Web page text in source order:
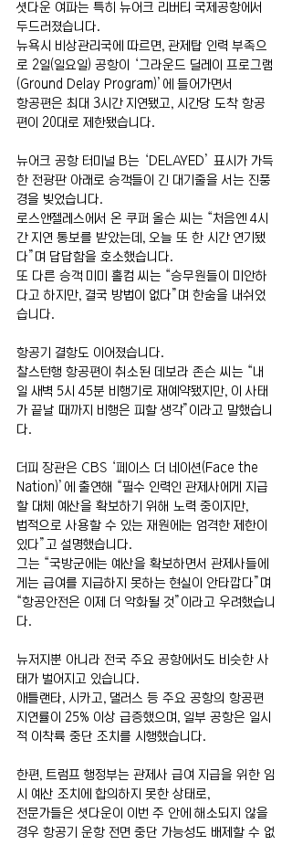
셧다운 여파는 특히 뉴어크 리버티 국제공항에서
두드러졌습니다.
뉴욕시 비상관리국에 따르면, 관제탑 인력 부족으
로 2일(일요일) 공항이 ‘그라운드 딜레이 프로그램
(Ground Delay Program)’에 들어가면서
항공편은 최대 3시간 지연됐고, 시간당 도착 항공
편이 20대로 제한됐습니다.
뉴어크 공항 터미널 B는 ‘DELAYED’ 표시가 가득
한 전광판 아래로 승객들이 긴 대기줄을 서는 진풍
경을 빚었습니다.
로스앤젤레스에서 온 쿠퍼 올슨 씨는 “처음엔 4시
간 지연 통보를 받았는데, 오늘 또 한 시간 연기됐
다”며 답답함을 호소했습니다.
또 다른 승객 미미 홀컴 씨는 “승무원들이 미안하
다고 하지만, 결국 방법이 없다”며 한숨을 내쉬었
습니다.
항공기 결항도 이어졌습니다.
찰스턴행 항공편이 취소된 데보라 존슨 씨는 “내
일 새벽 5시 45분 비행기로 재예약됐지만, 이 사태
가 끝날 때까지 비행은 피할 생각”이라고 말했습니
다.
더피 장관은 CBS ‘페이스 더 네이션(Face the
Nation)’에 출연해 “필수 인력인 관제사에게 지급
할 대체 예산을 확보하기 위해 노력 중이지만,
법적으로 사용할 수 있는 재원에는 엄격한 제한이
있다”고 설명했습니다.
그는 “국방군에는 예산을 확보하면서 관제사들에
게는 급여를 지급하지 못하는 현실이 안타깝다”며
“항공안전은 이제 더 악화될 것”이라고 우려했습니
다.
뉴저지뿐 아니라 전국 주요 공항에서도 비슷한 사
태가 벌어지고 있습니다.
애틀랜타, 시카고, 댈러스 등 주요 공항의 항공편
지연률이 25% 이상 급증했으며, 일부 공항은 일시
적 이착륙 중단 조치를 시행했습니다.
한편, 트럼프 행정부는 관제사 급여 지급을 위한 임
시 예산 조치에 합의하지 못한 상태로,
전문가들은 셧다운이 이번 주 안에 해소되지 않을
경우 항공기 운항 전면 중단 가능성도 배제할 수 없